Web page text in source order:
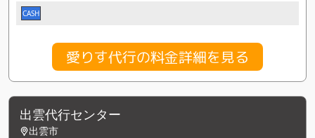
CASH
愛りす代行の料金詳細を見る
出雲代行センター
出雲市